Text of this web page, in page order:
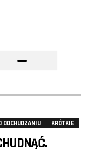
ODCHUDZANIU KRÓTKIE